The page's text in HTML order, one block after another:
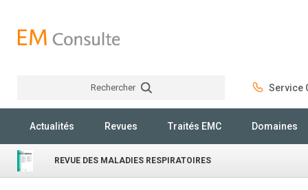
Rechercher Service
Actualités Revues Traités EMC Domaines
REVUE DES MALADIES RESPIRATOIRES